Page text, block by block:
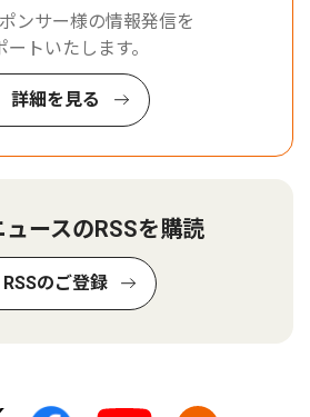
ンサー様の情報発信を
ートいたします。
詳細を見る
ースのRSSを購読
RSSのご登録